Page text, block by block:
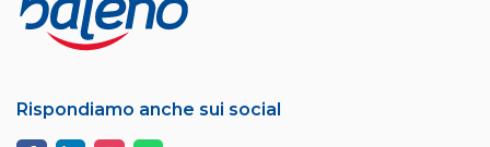
Rispondiamo anche sui social